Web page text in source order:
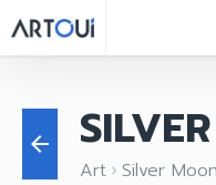
arrow_back
Art keyboard_arrow_right Silver Moon